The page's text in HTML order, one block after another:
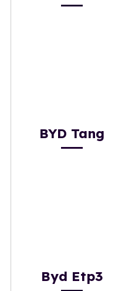
BYD Tang
Byd Etp3